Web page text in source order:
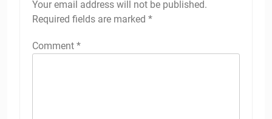
Your email address will not be published.
Required fields are marked *
Comment *